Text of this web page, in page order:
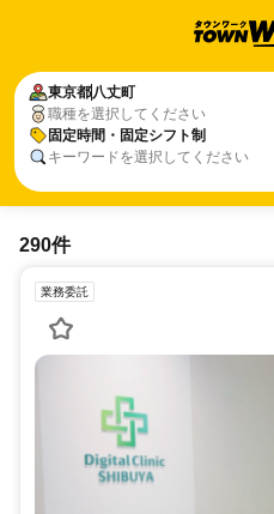
東京都八丈町
職種を選択してください
固定時間・固定シフト制
キーワードを選択してください
290件
業務委託